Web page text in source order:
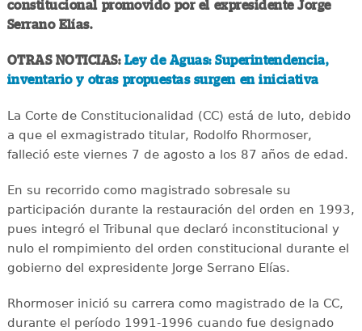
constitucional promovido por el expresidente Jorge
Serrano Elías.
OTRAS NOTICIAS: Ley de Aguas: Superintendencia,
inventario y otras propuestas surgen en iniciativa
La Corte de Constitucionalidad (CC) está de luto, debido
a que el exmagistrado titular, Rodolfo Rhormoser,
falleció este viernes 7 de agosto a los 87 años de edad.
En su recorrido como magistrado sobresale su
participación durante la restauración del orden en 1993,
pues integró el Tribunal que declaró inconstitucional y
nulo el rompimiento del orden constitucional durante el
gobierno del expresidente Jorge Serrano Elías.
Rhormoser inició su carrera como magistrado de la CC,
durante el período 1991-1996 cuando fue designado